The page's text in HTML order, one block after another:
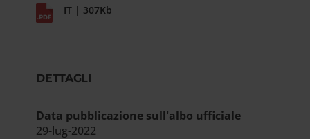
IT | 307Kb
DETTAGLI
Data pubblicazione sull'albo ufficiale
29-lug-2022